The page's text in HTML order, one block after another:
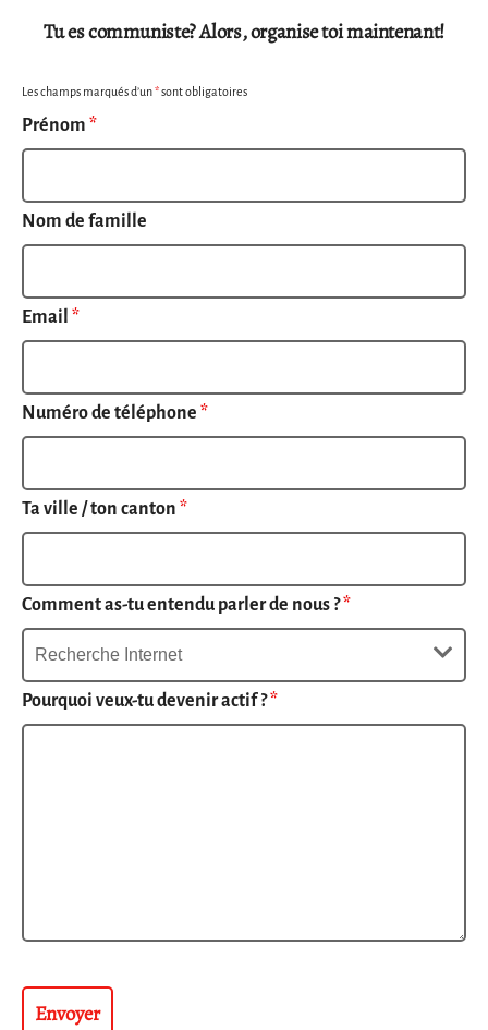
Tu es communiste? Alors, organise toi maintenant!
Les champs marqués d’un*sont obligatoires
Prénom *
Nom de famille
Email *
Numéro de téléphone *
Ta ville / ton canton *
Comment as-tu entendu parler de nous ?*
Pourquoi veux-tu devenir actif ?*